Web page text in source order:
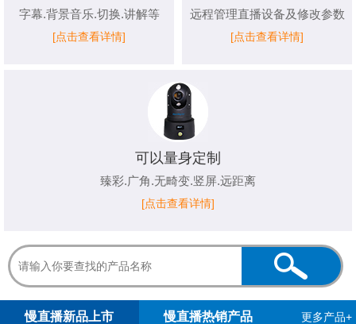
字幕.背景音乐.切换.讲解等
[点击查看详情]
远程管理直播设备及修改参数
[点击查看详情]
可以量身定制
臻彩.广角.无畸变.竖屏.远距离
[点击查看详情]
慢直播新品上市 慢直播热销产品 更多产品+